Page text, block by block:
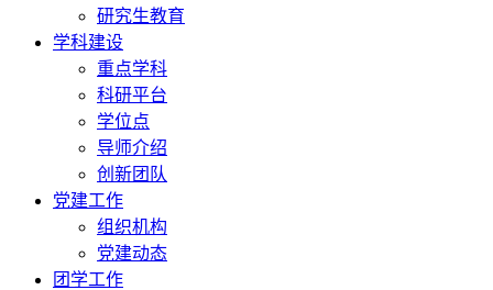
研究生教育
学科建设
重点学科
科研平台
学位点
导师介绍
创新团队
党建工作
组织机构
党建动态
团学工作